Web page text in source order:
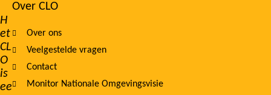
H
et
CL
O
is
ee
Footer
navigation
Over CLO
Over ons
Veelgestelde vragen
Contact
Monitor Nationale Omgevingsvisie